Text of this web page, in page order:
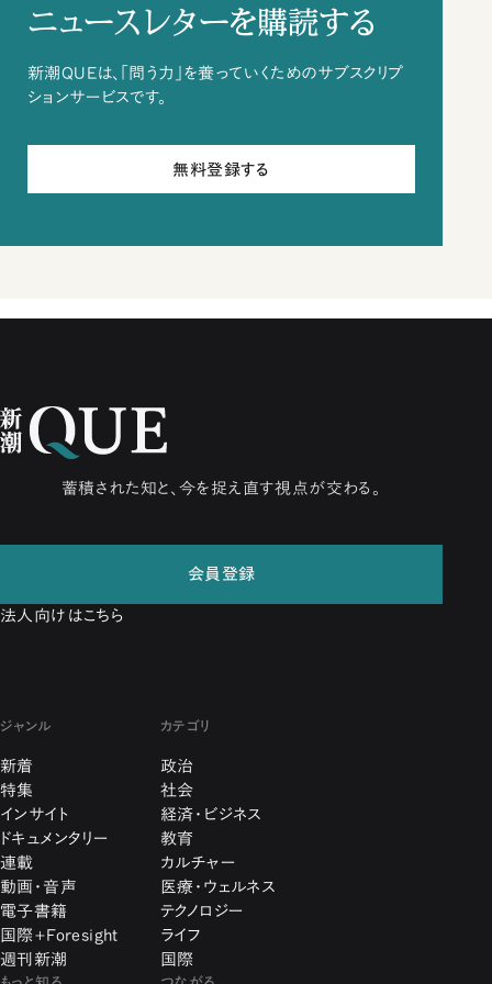
ニュースレターを購読する
新潮QUEは、「問う力」を養っていくためのサブスクリプ
ションサービスです。
無料登録する
蓄積された知と、今を捉え直す視点が交わる。
会員登録
法人向けはこちら
ジャンル
新着
特集
インサイト
ドキュメンタリー
連載
動画・音声
電子書籍
国際+Foresight
週刊新潮
カテゴリ
政治
社会
経済・ビジネス
教育
カルチャー
医療・ウェルネス
テクノロジー
ライフ
国際